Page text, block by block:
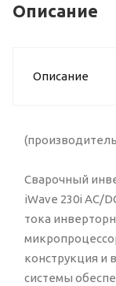
Описание
Описание
Cварочный
iWave 230i AC/
тока
конструкция и
системы